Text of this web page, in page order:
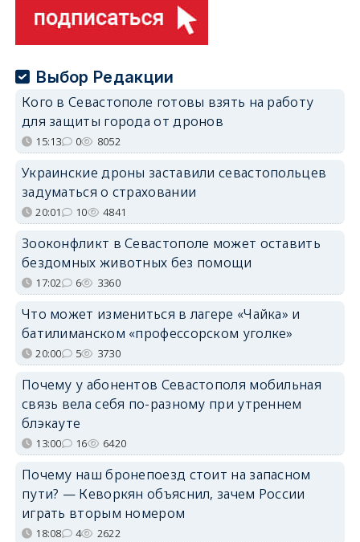
Выбор Редакции
Кого в Севастополе готовы взять на работу
для защиты города от дронов
15:13 0 8052
Украинские дроны заставили севастопольцев
задуматься о страховании
20:01 10 4841
Зооконфликт в Севастополе может оставить
бездомных животных без помощи
17:02 6 3360
Что может измениться в лагере «Чайка» и
батилиманском «профессорском уголке»
20:00 5 3730
Почему у абонентов Севастополя мобильная
связь вела себя по-разному при утреннем
блэкауте
13:00 16 6420
Почему наш бронепоезд стоит на запасном
пути? — Кеворкян объяснил, зачем России
играть вторым номером
18:08 4 2622